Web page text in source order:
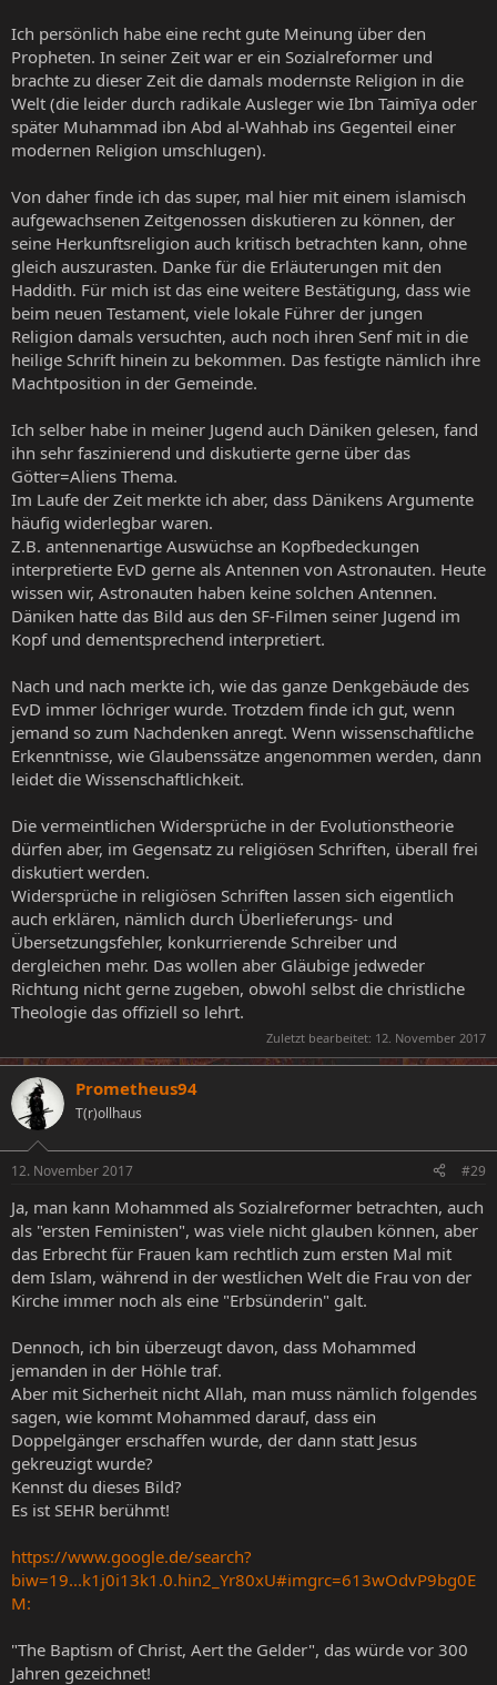
Ich persönlich habe eine recht gute Meinung über den
Propheten. In seiner Zeit war er ein Sozialreformer und
brachte zu dieser Zeit die damals modernste Religion in die
Welt (die leider durch radikale Ausleger wie Ibn Taimīya oder
später Muhammad ibn Abd al-Wahhab ins Gegenteil einer
modernen Religion umschlugen).
Von daher finde ich das super, mal hier mit einem islamisch
aufgewachsenen Zeitgenossen diskutieren zu können, der
seine Herkunftsreligion auch kritisch betrachten kann, ohne
gleich auszurasten. Danke für die Erläuterungen mit den
Haddith. Für mich ist das eine weitere Bestätigung, dass wie
beim neuen Testament, viele lokale Führer der jungen
Religion damals versuchten, auch noch ihren Senf mit in die
heilige Schrift hinein zu bekommen. Das festigte nämlich ihre
Machtposition in der Gemeinde.
Ich selber habe in meiner Jugend auch Däniken gelesen, fand
ihn sehr faszinierend und diskutierte gerne über das
Götter=Aliens Thema.
Im Laufe der Zeit merkte ich aber, dass Dänikens Argumente
häufig widerlegbar waren.
Z.B. antennenartige Auswüchse an Kopfbedeckungen
interpretierte EvD gerne als Antennen von Astronauten. Heute
wissen wir, Astronauten haben keine solchen Antennen.
Däniken hatte das Bild aus den SF-Filmen seiner Jugend im
Kopf und dementsprechend interpretiert.
Nach und nach merkte ich, wie das ganze Denkgebäude des
EvD immer löchriger wurde. Trotzdem finde ich gut, wenn
jemand so zum Nachdenken anregt. Wenn wissenschaftliche
Erkenntnisse, wie Glaubenssätze angenommen werden, dann
leidet die Wissenschaftlichkeit.
Die vermeintlichen Widersprüche in der Evolutionstheorie
dürfen aber, im Gegensatz zu religiösen Schriften, überall frei
diskutiert werden.
Widersprüche in religiösen Schriften lassen sich eigentlich
auch erklären, nämlich durch Überlieferungs- und
Übersetzungsfehler, konkurrierende Schreiber und
dergleichen mehr. Das wollen aber Gläubige jedweder
Richtung nicht gerne zugeben, obwohl selbst die christliche
Theologie das offiziell so lehrt.
Zuletzt bearbeitet: 12. November 2017
Prometheus94
T(r)ollhaus
12. November 2017 #29
Ja, man kann Mohammed als Sozialreformer betrachten, auch
als "ersten Feministen", was viele nicht glauben können, aber
das Erbrecht für Frauen kam rechtlich zum ersten Mal mit
dem Islam, während in der westlichen Welt die Frau von der
Kirche immer noch als eine "Erbsünderin" galt.
Dennoch, ich bin überzeugt davon, dass Mohammed
jemanden in der Höhle traf.
Aber mit Sicherheit nicht Allah, man muss nämlich folgendes
sagen, wie kommt Mohammed darauf, dass ein
Doppelgänger erschaffen wurde, der dann statt Jesus
gekreuzigt wurde?
Kennst du dieses Bild?
Es ist SEHR berühmt!
https://www.google.de/search?
biw=19...k1j0i13k1.0.hin2_Yr80xU#imgrc=613wOdvP9bg0E
M:
"The Baptism of Christ, Aert the Gelder", das würde vor 300
Jahren gezeichnet!